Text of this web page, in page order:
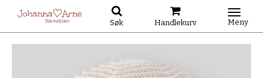
Søk Handlekurv Meny